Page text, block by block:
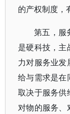
的产权制度，
第五，服
是硬科技，
力对服务业
给与需求是在
取决于服务供
对物的服务、